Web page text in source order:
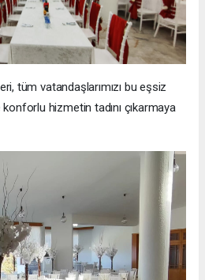
tüm vatandaşlarımızı bu eşsiz
hizmetin tadını çıkarmaya